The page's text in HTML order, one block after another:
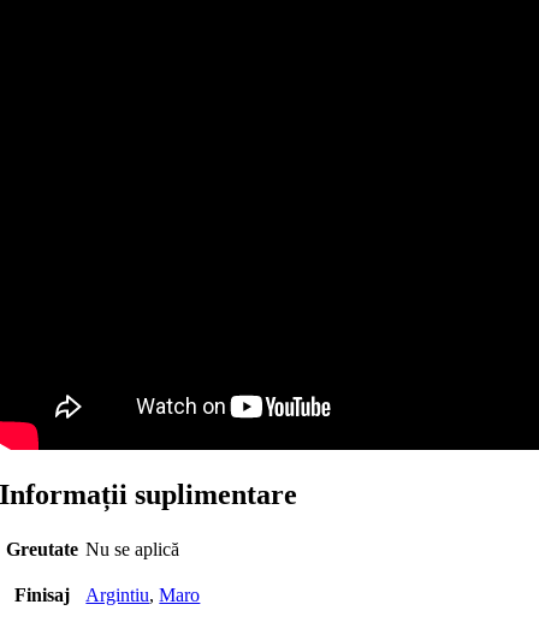
Informații suplimentare
Greutate Nu se aplică
Finisaj Argintiu,Maro